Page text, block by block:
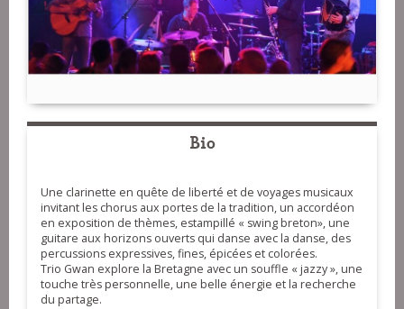
Bio
Une clarinette en quête de liberté et de voyages musicaux
invitant les chorus aux portes de la tradition, un accordéon
en exposition de thèmes, estampillé « swing breton», une
guitare aux horizons ouverts qui danse avec la danse, des
percussions expressives, fines, épicées et colorées.
Trio Gwan explore la Bretagne avec un souffle « jazzy », une
touche très personnelle, une belle énergie et la recherche
du partage.